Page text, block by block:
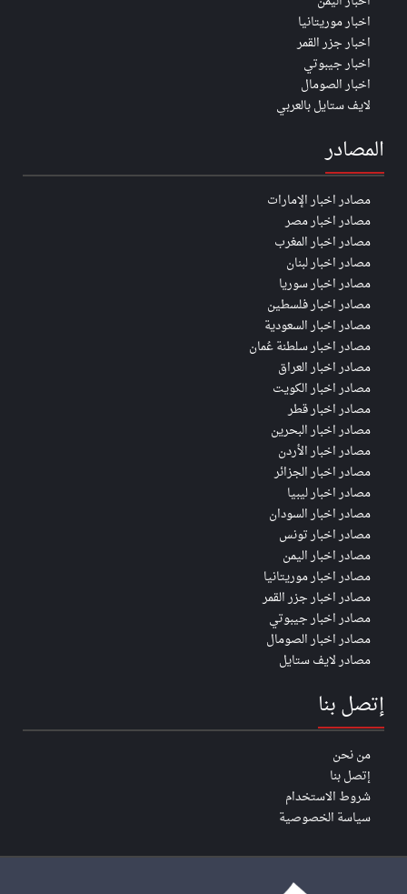
اخبار موريتانيا
اخبار جزر القمر
اخبار جيبوتي
اخبار الصومال
لايف ستايل بالعربي
المصادر
مصادر اخبار الإمارات
مصادر اخبار مصر
مصادر اخبار المغرب
مصادر اخبار لبنان
مصادر اخبار سوريا
مصادر اخبار فلسطين
مصادر اخبار السعودية
مصادر اخبار سلطنة عُمان
مصادر اخبار العراق
مصادر اخبار الكويت
مصادر اخبار قطر
مصادر اخبار البحرين
مصادر اخبار الأردن
مصادر اخبار الجزائر
مصادر اخبار ليبيا
مصادر اخبار السودان
مصادر اخبار تونس
مصادر اخبار اليمن
مصادر اخبار موريتانيا
مصادر اخبار جزر القمر
مصادر اخبار جيبوتي
مصادر اخبار الصومال
مصادر لايف ستايل
إتصل بنا
من نحن
إتصل بنا
شروط الاستخدام
سياسة الخصوصية